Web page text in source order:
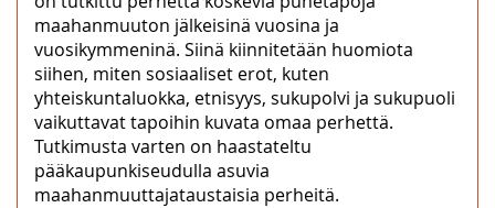
maahanmuuton jälkeisinä vuosina ja
vuosikymmeninä. Siinä kiinnitetään huomiota
siihen, miten sosiaaliset erot, kuten
yhteiskuntaluokka, etnisyys, sukupolvi ja sukupuoli
vaikuttavat tapoihin kuvata omaa perhettä.
Tutkimusta varten on haastateltu
pääkaupunkiseudulla asuvia
maahanmuuttajataustaisia perheitä.